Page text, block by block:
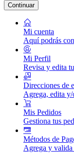
Continuar
Mi cuenta
Aquí podrás
Mi Perfil
Revisa y edita
Direcciones de
Agrega, edita
Mis Pedidos
Gestiona tus
Métodos de
Agrega y valida